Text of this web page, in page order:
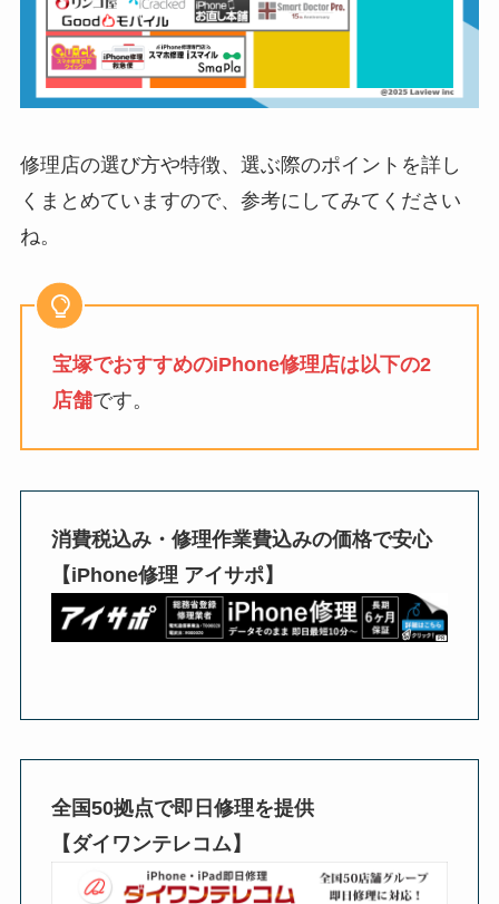
修理店の選び方や特徴、選ぶ際のポイントを詳し
くまとめていますので、参考にしてみてください
ね。
宝塚でおすすめのiPhone修理店は以下の2
店舗です。
消費税込み・修理作業費込みの価格で安心
【iPhone修理 アイサポ】
全国50拠点で即日修理を提供
【ダイワンテレコム】